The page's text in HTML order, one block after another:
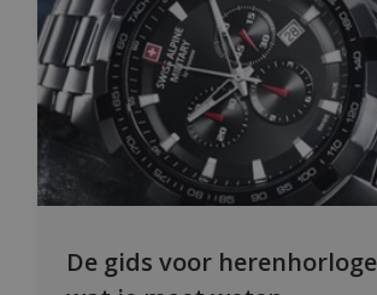
De gids voor